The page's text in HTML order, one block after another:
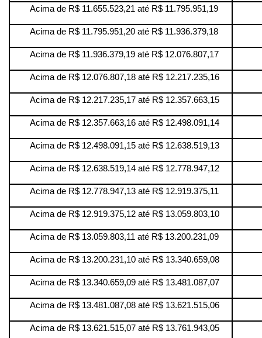
Acima de R$ 11.655.523,21 até R$ 11.795.951,19
Acima de R$ 11.795.951,20 até R$ 11.936.379,18
Acima de R$ 11.936.379,19 até R$ 12.076.807,17
Acima de R$ 12.076.807,18 até R$ 12.217.235,16
Acima de R$ 12.217.235,17 até R$ 12.357.663,15
Acima de R$ 12.357.663,16 até R$ 12.498.091,14
Acima de R$ 12.498.091,15 até R$ 12.638.519,13
Acima de R$ 12.638.519,14 até R$ 12.778.947,12
Acima de R$ 12.778.947,13 até R$ 12.919.375,11
Acima de R$ 12.919.375,12 até R$ 13.059.803,10
Acima de R$ 13.059.803,11 até R$ 13.200.231,09
Acima de R$ 13.200.231,10 até R$ 13.340.659,08
Acima de R$ 13.340.659,09 até R$ 13.481.087,07
Acima de R$ 13.481.087,08 até R$ 13.621.515,06
Acima de R$ 13.621.515,07 até R$ 13.761.943,05